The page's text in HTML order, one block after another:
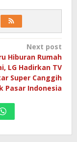
Next post
Hiburan Rumah
LG Hadirkan TV
Super Canggih
Pasar Indonesia